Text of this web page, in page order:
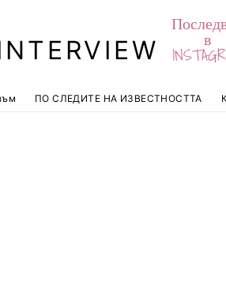
в
ПО СЛЕДИТЕ НА ИЗВЕСТНОСТТА